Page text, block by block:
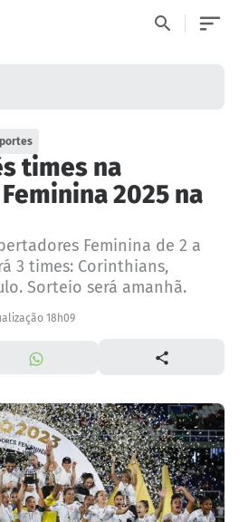
times na
2025 na
Feminina de 2 a
3 times: Corinthians,
Sorteio será amanhã.
18h09